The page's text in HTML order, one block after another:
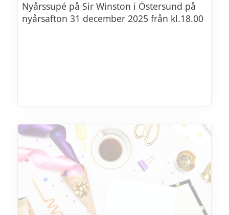
FÖRRÄTT
PALSTERNACKA & JORDÄRTKOCKSOPPA
Slät palsternacka & jordärtkocksoppa
serveras m. dillsyrad örtkräm &
smördegsstång m. västerbottenost
Nyårssupé på Sir Winston i Östersund på
nyårsafton 31 december 2025 från kl.18.00